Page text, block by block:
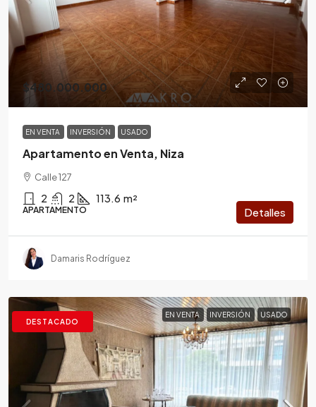
$480.000.000
EN VENTA INVERSIÓN USADO
Apartamento en Venta, Niza
Calle 127
2 2 113.6 m²
APARTAMENTO Detalles
Damaris Rodríguez
DESTACADO
EN VENTA INVERSIÓN USADO